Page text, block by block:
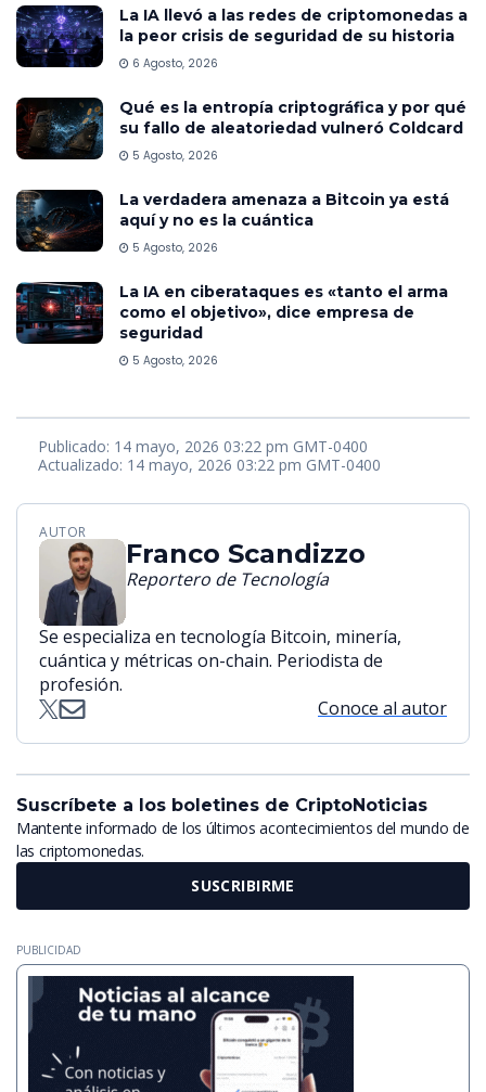
La IA llevó a las redes de criptomonedas a
la peor crisis de seguridad de su historia
6 Agosto, 2026
Qué es la entropía criptográfica y por qué
su fallo de aleatoriedad vulneró Coldcard
5 Agosto, 2026
La verdadera amenaza a Bitcoin ya está
aquí y no es la cuántica
5 Agosto, 2026
La IA en ciberataques es «tanto el arma
como el objetivo», dice empresa de
seguridad
5 Agosto, 2026
Publicado: 14 mayo, 2026 03:22 pm GMT-0400
Actualizado: 14 mayo, 2026 03:22 pm GMT-0400
AUTOR
Franco Scandizzo
Reportero de Tecnología
Se especializa en tecnología Bitcoin, minería,
cuántica y métricas on-chain. Periodista de
profesión.
Conoce al autor
Suscríbete a los boletines de CriptoNoticias
Mantente informado de los últimos acontecimientos del mundo de
las criptomonedas.
SUSCRIBIRME
PUBLICIDAD